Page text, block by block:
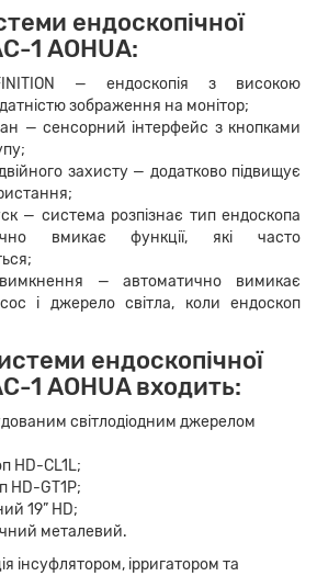
ендоскопічної
1 AOHUA:
— ендоскопія з високою
зображення на монітор;
— сенсорний інтерфейс з кнопками
захисту — додатково підвищує
— система розпізнає тип ендоскопа
вмикає функції, які часто
— автоматично вимикає
і джерело світла, коли ендоскоп
ендоскопічної
1 AOHUA входить:
світлодіодним джерелом
HD-CL1L;
HD-GT1P;
19” HD;
металевий.
інсуфлятором, ірригатором та